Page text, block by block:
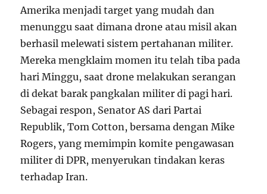
Amerika menjadi target yang mudah dan
menunggu saat dimana drone atau misil akan
berhasil melewati sistem pertahanan militer.
Mereka mengklaim momen itu telah tiba pada
hari Minggu, saat drone melakukan serangan
di dekat barak pangkalan militer di pagi hari.
Sebagai respon, Senator AS dari Partai
Republik, Tom Cotton, bersama dengan Mike
Rogers, yang memimpin komite pengawasan
militer di DPR, menyerukan tindakan keras
terhadap Iran.